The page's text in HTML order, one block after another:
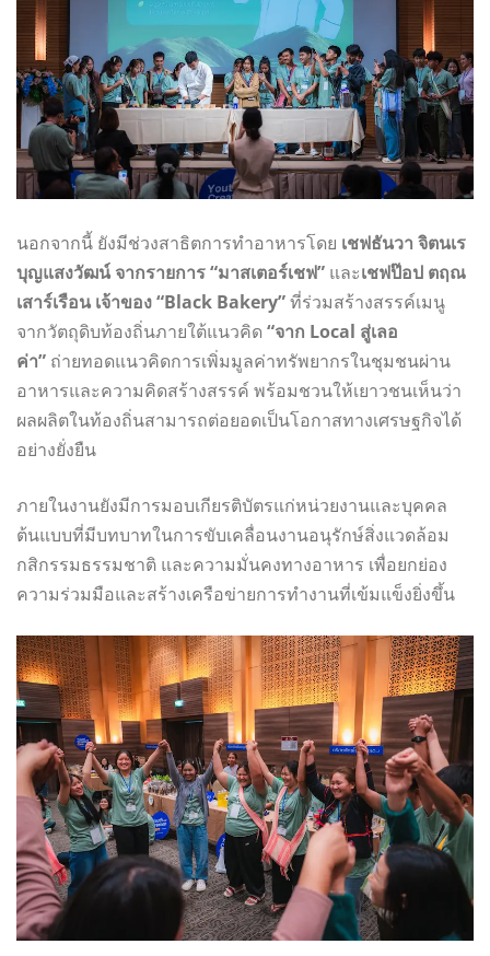
นอกจากนี้ ยังมีช่วงสาธิตการทำอาหารโดย เชฟธันวา จิตนเร
บุญแสงวัฒน์ จากรายการ “มาสเตอร์เชฟ” และเชฟป๊อป ตฤณ
เสาร์เรือน เจ้าของ “Black Bakery”ที่ร่วมสร้างสรรค์เมนู
จากวัตถุดิบท้องถิ่นภายใต้แนวคิด “จาก Local สู่เลอ
ค่า” ถ่ายทอดแนวคิดการเพิ่มมูลค่าทรัพยากรในชุมชนผ่าน
อาหารและความคิดสร้างสรรค์ พร้อมชวนให้เยาวชนเห็นว่า
ผลผลิตในท้องถิ่นสามารถต่อยอดเป็นโอกาสทางเศรษฐกิจได้
อย่างยั่งยืน
ภายในงานยังมีการมอบเกียรติบัตรแก่หน่วยงานและบุคคล
ต้นแบบที่มีบทบาทในการขับเคลื่อนงานอนุรักษ์สิ่งแวดล้อม
กสิกรรมธรรมชาติ และความมั่นคงทางอาหาร เพื่อยกย่อง
ความร่วมมือและสร้างเครือข่ายการทำงานที่เข้มแข็งยิ่งขึ้น